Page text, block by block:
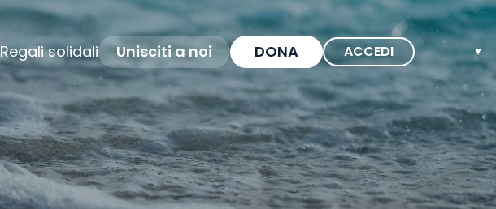
Regali solidali Unisciti a noi DONA ACCEDI ▼